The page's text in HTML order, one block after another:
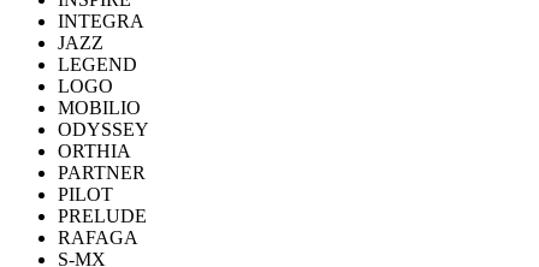
INTEGRA
JAZZ
LEGEND
LOGO
MOBILIO
ODYSSEY
ORTHIA
PARTNER
PILOT
PRELUDE
RAFAGA
S-MX